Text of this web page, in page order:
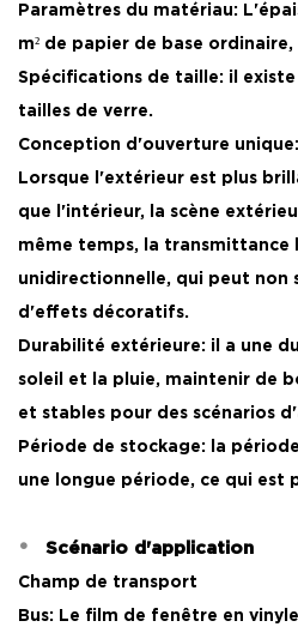
Paramètres du matériau:
m² de papier de base
Spécifications de taille: il existe
tailles de verre.
Conception d'ouverture
Lorsque l'extérieur est plus
que l'intérieur, la scène
même temps, la transmittance
unidirectionnelle, qui peut non
d'effets décoratifs.
Durabilité extérieure: il a une
soleil et la pluie, maintenir de
et stables pour des scénarios
Période de stockage: la
une longue période, ce qui
Scénario d'application
Champ de transport
Bus: Le film de fenêtre en